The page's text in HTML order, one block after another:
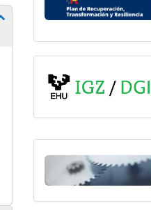
Mostrar/ocultar subpáginas